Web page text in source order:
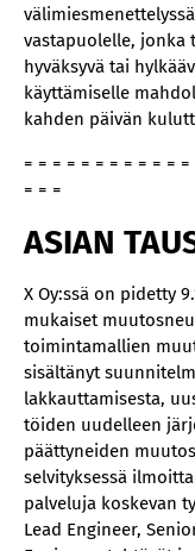
vastapuolelle, jonka
hyväksyvä tai
käyttämiselle
kahden päivän
= = = = = = = = = = =
= = =
ASIAN
X Oy:ssä on pidetty
mukaiset
toimintamallien
sisältänyt
lakkauttamisesta,
töiden uudelleen
päättyneiden
selvityksessä
palveluja koskevan
Lead Engineer,